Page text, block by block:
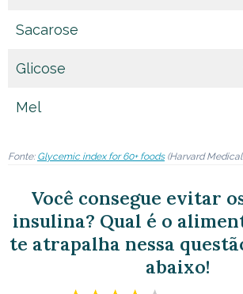
Sacarose
Glicose
Mel
Fonte: Glycemic index for 60+ foods(Harvard Medical
Você consegue evitar
insulina? Qual é o
te atrapalha nessa
abaixo!